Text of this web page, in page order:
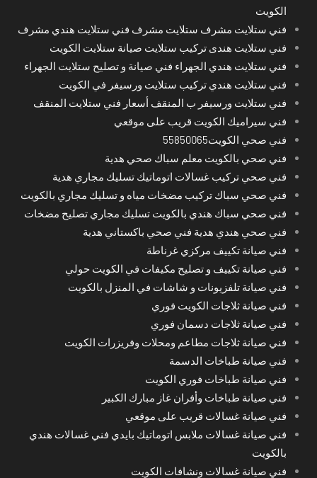
الكويت
فني ستلايت مشرف ستلايت مشرف فني ستلايت هندي مشرف
فني ستلايت هندى تركيب ستلايت صيانة ستلايت الكويت
فني ستلايت هندي الجهراء فني صيانة و تصليح ستلايت الجهراء
فني ستلايت هندي تركيب ستلايت ورسيفر في الكويت
فني ستلايت ورسيفر ب المنقف أسعار فني ستلايت المنقف
فني سيراميك الكويت قريب على موقعي
فني صحي الكويت55850065
فني صحي بالكويت معلم سباك صحي هدية
فني صحي تركيب غسالات اتوماتيك تسليك مجاري هدية
فني صحي سباك تركيب مضخات مياه و تسليك مجاري بالكويت
فني صحي سباك هندي بالكويت تسليك مجاري تصليح مضخات
فني صحي هندي هدية فني صحي باكستاني هدية
فني صيانة تكييف مركزي غرناطة
فني صيانة تكييف و تصليح مكيفات في الكويت حولي
فني صيانة تلفزيونات و شاشات في المنزل بالكويت
فني صيانة ثلاجات الكويت فوري
فني صيانة ثلاجات دسمان فوري
فني صيانة ثلاجات مطاعم ومحلات وفريزرات الكويت
فني صيانة طباخات الدسمة
فني صيانة طباخات فوري الكويت
فني صيانة طباخات وأفران غاز مبارك الكبير
فني صيانة غسالات قريب على موقعي
فني صيانة غسالات ملابس اتوماتيك بايدي فني غسالات هندي
بالكويت
فني صيانة غسالات ونشافات الكويت